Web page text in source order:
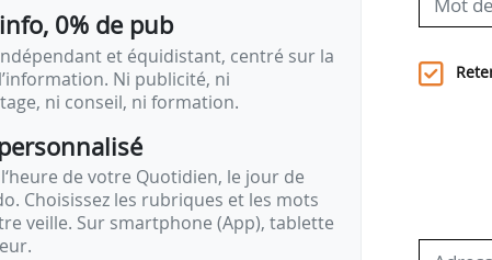
de leur engagement en faveur de la
0% de pub
et équidistant, centré sur la
Ni publicité, ni
ni conseil, ni formation.
de votre Quotidien, le jour de
Choisissez les rubriques et les mots
veille. Sur smartphone (App), tablette